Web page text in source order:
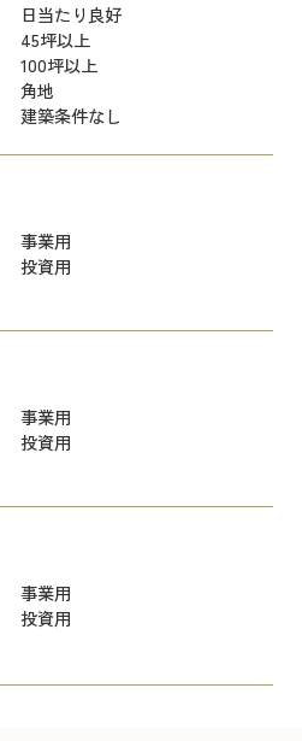
日当たり良好
45坪以上
100坪以上
角地
建築条件なし
事業用
投資用
事業用
投資用
事業用
投資用